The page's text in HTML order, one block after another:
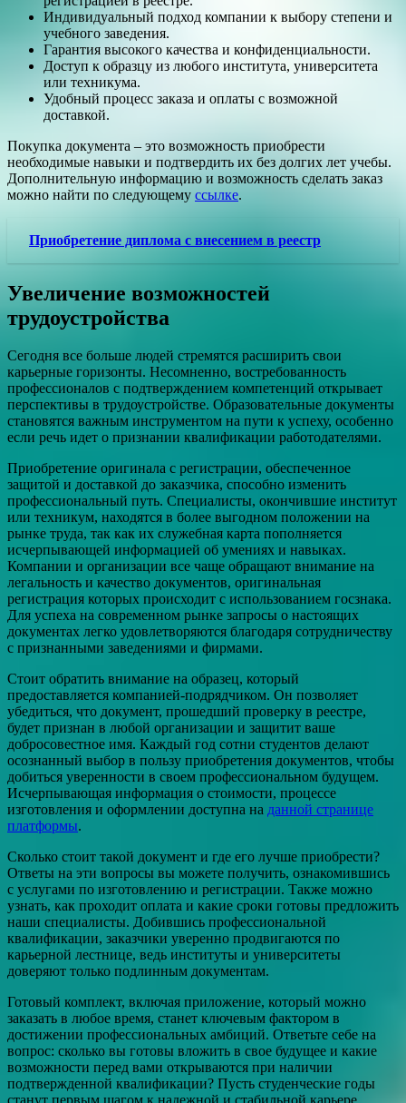
Индивидуальный подход компании к выбору степени и
учебного заведения.
Гарантия высокого качества и конфиденциальности.
Доступ к образцу из любого института, университета
или техникума.
Удобный процесс заказа и оплаты с возможной
доставкой.
Покупка документа – это возможность приобрести
необходимые навыки и подтвердить их без долгих лет учебы.
Дополнительную информацию и возможность сделать заказ
можно найти по следующему ссылке.
Приобретение диплома с внесением в реестр
Увеличение возможностей
трудоустройства
Сегодня все больше людей стремятся расширить свои
карьерные горизонты. Несомненно, востребованность
профессионалов с подтверждением компетенций открывает
перспективы в трудоустройстве. Образовательные документы
становятся важным инструментом на пути к успеху, особенно
если речь идет о признании квалификации работодателями.
Приобретение оригинала с регистрации, обеспеченное
защитой и доставкой до заказчика, способно изменить
профессиональный путь. Специалисты, окончившие институт
или техникум, находятся в более выгодном положении на
рынке труда, так как их служебная карта пополняется
исчерпывающей информацией об умениях и навыках.
Компании и организации все чаще обращают внимание на
легальность и качество документов, оригинальная
регистрация которых происходит с использованием госзнака.
Для успеха на современном рынке запросы о настоящих
документах легко удовлетворяются благодаря сотрудничеству
с признанными заведениями и фирмами.
Стоит обратить внимание на образец, который
предоставляется компанией-подрядчиком. Он позволяет
убедиться, что документ, прошедший проверку в реестре,
будет признан в любой организации и защитит ваше
добросовестное имя. Каждый год сотни студентов делают
осознанный выбор в пользу приобретения документов, чтобы
добиться уверенности в своем профессиональном будущем.
Исчерпывающая информация о стоимости, процессе
изготовления и оформлении доступна на данной странице
платформы.
Сколько стоит такой документ и где его лучше приобрести?
Ответы на эти вопросы вы можете получить, ознакомившись
с услугами по изготовлению и регистрации. Также можно
узнать, как проходит оплата и какие сроки готовы предложить
наши специалисты. Добившись профессиональной
квалификации, заказчики уверенно продвигаются по
карьерной лестнице, ведь институты и университеты
доверяют только подлинным документам.
Готовый комплект, включая приложение, который можно
заказать в любое время, станет ключевым фактором в
достижении профессиональных амбиций. Ответьте себе на
вопрос: сколько вы готовы вложить в свое будущее и какие
возможности перед вами открываются при наличии
подтвержденной квалификации? Пусть студенческие годы